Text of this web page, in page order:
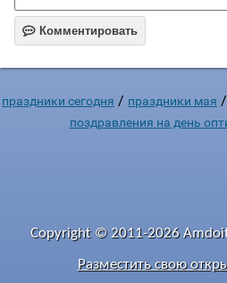
 Комментировать
праздники сегодня / праздники мая /
поздравления на день
Copyright © 2011-2026
Разместить свою